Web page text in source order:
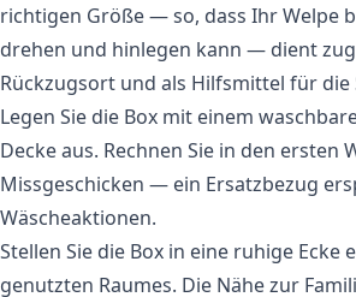
richtigen Größe — so, dass Ihr Welpe
drehen und hinlegen kann — dient
Rückzugsort und als Hilfsmittel für
Legen Sie die Box mit einem
Decke aus. Rechnen Sie in den ersten
Missgeschicken — ein Ersatzbezug
Wäscheaktionen.
Stellen Sie die Box in eine ruhige Ecke
genutzten Raumes. Die Nähe zur